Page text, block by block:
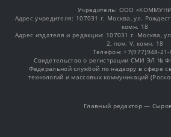
Учредитель: OOO
Адрес учредителя: 107031 г. Москва, ул.
комн. 18
Адрес издателя и редакции: 107031 г. Москва,
2, пом. V, комн. 18
Телефон: +7(977)948-21-
Свидетельство о регистрации СМИ ЭЛ №
Федеральной службой по надзору в сфере
технологий и массовых коммуникаций
Главный редактор —